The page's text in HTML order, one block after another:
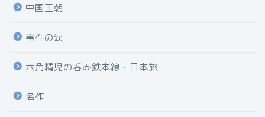
中国王朝
事件の涙
六角精児の呑み鉄本線・日本旅
名作